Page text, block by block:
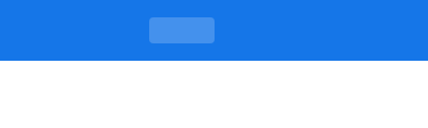
快手怎么约女生暗号聊天，攀